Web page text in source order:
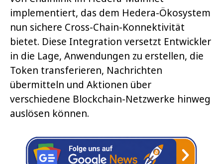
implementiert, das dem Hedera-Ökosystem
nun sichere Cross-Chain-Konnektivität
bietet. Diese Integration versetzt Entwickler
in die Lage, Anwendungen zu erstellen, die
Token transferieren, Nachrichten
übermitteln und Aktionen über
verschiedene Blockchain-Netzwerke hinweg
auslösen können.